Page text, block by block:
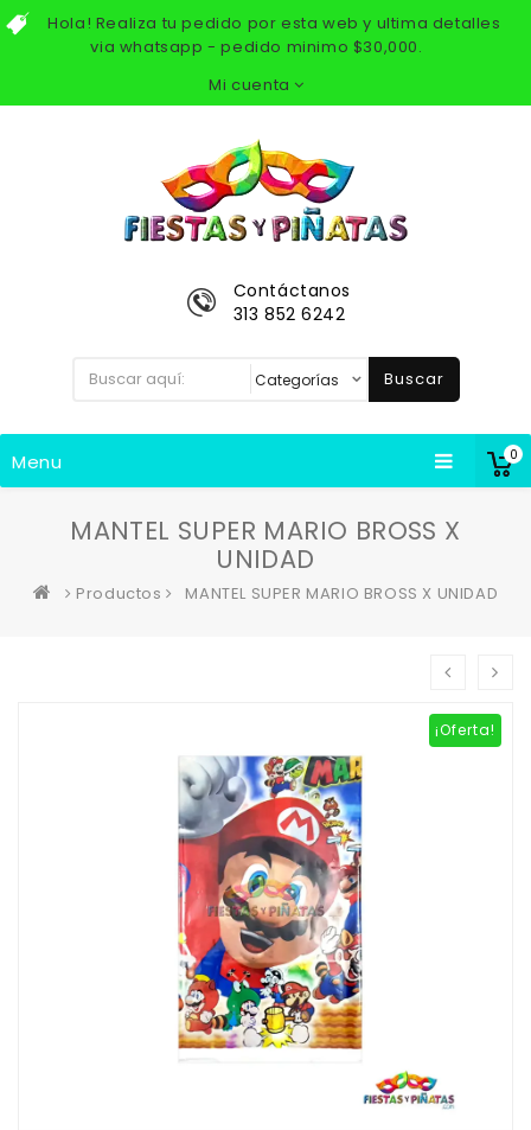
Hola! Realiza tu pedido por esta web y ultima detalles
via whatsapp - pedido minimo $30,000.
Mi cuenta
0
Contáctanos
313 852 6242
Buscar
Menu
MANTEL SUPER MARIO BROSS X
UNIDAD
Productos MANTEL SUPER MARIO BROSS X UNIDAD
¡Oferta!